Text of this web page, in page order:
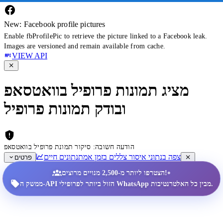
New: Facebook profile pictures
Enable fbProfilePic to retrieve the picture linked to a Facebook leak.
Images are versioned and remain available from cache.
VIEW API
מציג תמונות פרופיל בוואטסאפ
ובודק תמונות פרופיל
הודעה חשובה: סיקור תמונת פרופיל בוואטסאפ
פרטים
צפה בנתוני איסור צללים בזמן אמתנתונים חיים
הצטרפו ליותר מ-2,500 מנויים מרוצים!•
ממשק ה-API הזול ביותר לפרופילי WhatsApp מבין כל האלטרנטיבות.